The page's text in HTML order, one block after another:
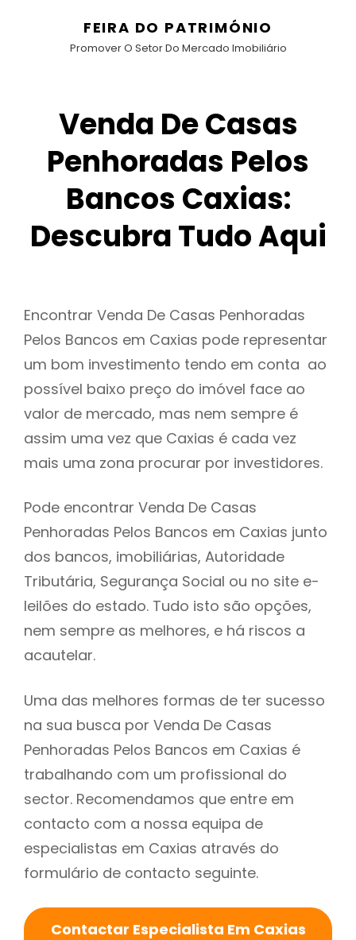
FEIRA DO PATRIMÓNIO
Promover O Setor Do Mercado Imobiliário
Venda De Casas
Penhoradas Pelos
Bancos Caxias:
Descubra Tudo Aqui
Encontrar Venda De Casas Penhoradas
Pelos Bancos em Caxias pode representar
um bom investimento tendo em conta ao
possível baixo preço do imóvel face ao
valor de mercado, mas nem sempre é
assim uma vez que Caxias é cada vez
mais uma zona procurar por investidores.
Pode encontrar Venda De Casas
Penhoradas Pelos Bancos em Caxias junto
dos bancos, imobiliárias, Autoridade
Tributária, Segurança Social ou no site e-
leilões do estado. Tudo isto são opções,
nem sempre as melhores, e há riscos a
acautelar.
Uma das melhores formas de ter sucesso
na sua busca por Venda De Casas
Penhoradas Pelos Bancos em Caxias é
trabalhando com um profissional do
sector. Recomendamos que entre em
contacto com a nossa equipa de
especialistas em Caxias através do
formulário de contacto seguinte.
Contactar Especialista Em Caxias